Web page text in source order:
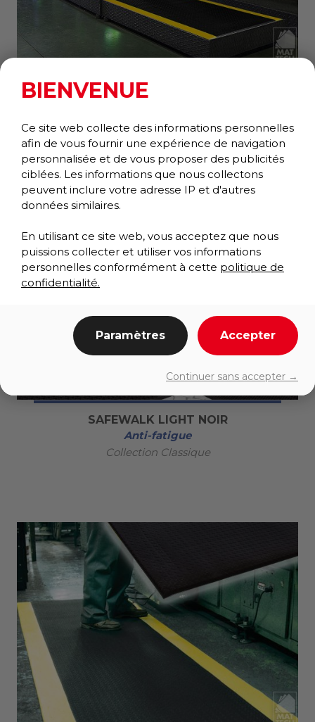
WEAR BOND COMFORT KING
SAFEWALK LIGHT NOIR
Anti-fatigue
Collection Classique
BIENVENUE
Ce site web collecte des informations personnelles
afin de vous fournir une expérience de navigation
personnalisée et de vous proposer des publicités
ciblées. Les informations que nous collectons
peuvent inclure votre adresse IP et d'autres
données similaires.
En utilisant ce site web, vous acceptez que nous
puissions collecter et utiliser vos informations
personnelles conformément à cette politique de
confidentialité.
Paramètres Accepter
Continuer sans accepter →